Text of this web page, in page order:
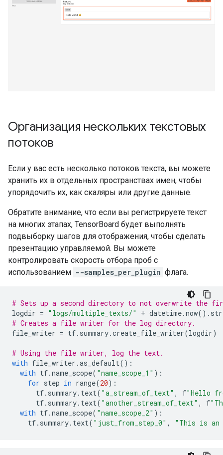
Организация нескольких текстовых
потоков
Если у вас есть несколько потоков текста, вы можете
хранить их в отдельных пространствах имен, чтобы
упорядочить их, как скаляры или другие данные.
Обратите внимание, что если вы регистрируете текст
на многих этапах, TensorBoard будет выполнять
подвыборку шагов для отображения, чтобы сделать
презентацию управляемой. Вы можете
контролировать скорость отбора проб с
использованием --samples_per_plugin флага.
# Sets up a second directory to not overwrite the
logdir = "logs/multiple_texts/" + datetime.now().
# Creates a file writer for the log directory.
file_writer = tf. summary.create_file_writer(logdir)
# Using the file writer, log the text.
with file_writer .as_default():
with tf.name_scope( "name_scope_1" ):
for step in range(20):
tf. summary. text( "a_stream_of_text" , f"Hello
tf. summary. text( "another_stream_of_text" , f
with tf.name_scope( "name_scope_2" ):
tf. summary. text( "just_from_step_0" , "This is an